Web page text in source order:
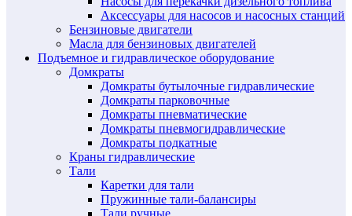
Аксессуары для насосов и насосных станций
Бензиновые двигатели
Масла для бензиновых двигателей
Подъемное и гидравлическое оборудование
Домкраты
Домкраты бутылочные гидравлические
Домкраты парковочные
Домкраты пневматические
Домкраты пневмогидравлические
Домкраты подкатные
Краны гидравлические
Тали
Каретки для тали
Пружинные тали-балансиры
Тали ручные